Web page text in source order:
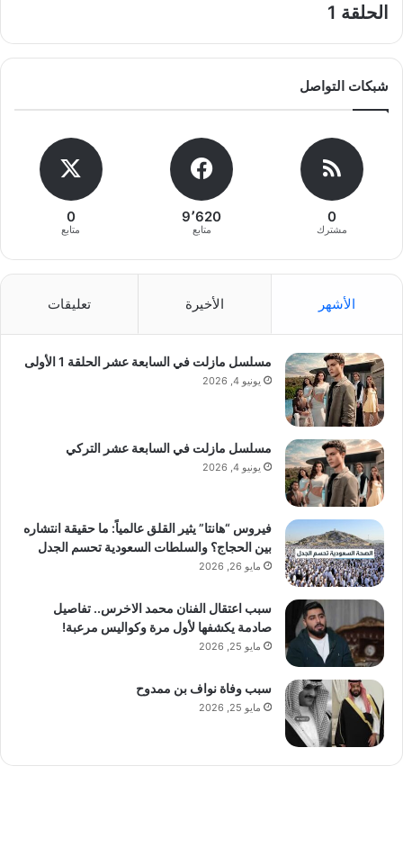
الحلقة 1
شبكات التواصل
0
مشترك
9٬620
متابع
0
متابع
الأشهر الأخيرة تعليقات
مسلسل مازلت في السابعة عشر الحلقة 1 الأولى
يونيو 4, 2026
مسلسل مازلت في السابعة عشر التركي
يونيو 4, 2026
فيروس “هانتا” يثير القلق عالمياً: ما حقيقة انتشاره
بين الحجاج؟ والسلطات السعودية تحسم الجدل
مايو 26, 2026
سبب اعتقال الفنان محمد الاخرس.. تفاصيل
صادمة يكشفها لأول مرة وكواليس مرعبة!
مايو 25, 2026
سبب وفاة نواف بن ممدوح
مايو 25, 2026